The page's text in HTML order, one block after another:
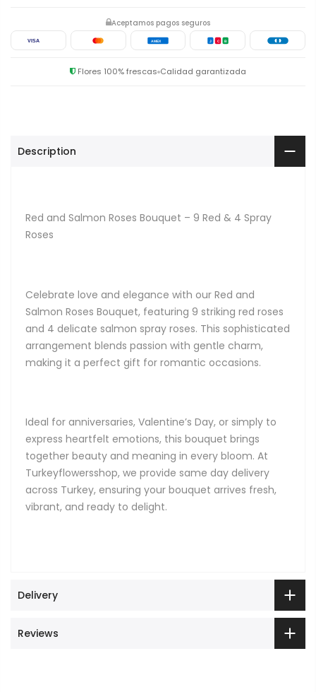
Aceptamos pagos seguros
VISA AMEX J C B
Flores 100% frescas Calidad garantizada
Description
Red and Salmon Roses Bouquet – 9 Red & 4 Spray
Roses
Celebrate love and elegance with our Red and
Salmon Roses Bouquet, featuring 9 striking red roses
and 4 delicate salmon spray roses. This sophisticated
arrangement blends passion with gentle charm,
making it a perfect gift for romantic occasions.
Ideal for anniversaries, Valentine’s Day, or simply to
express heartfelt emotions, this bouquet brings
together beauty and meaning in every bloom. At
Turkeyflowersshop, we provide same day delivery
across Turkey, ensuring your bouquet arrives fresh,
vibrant, and ready to delight.
Delivery
Reviews